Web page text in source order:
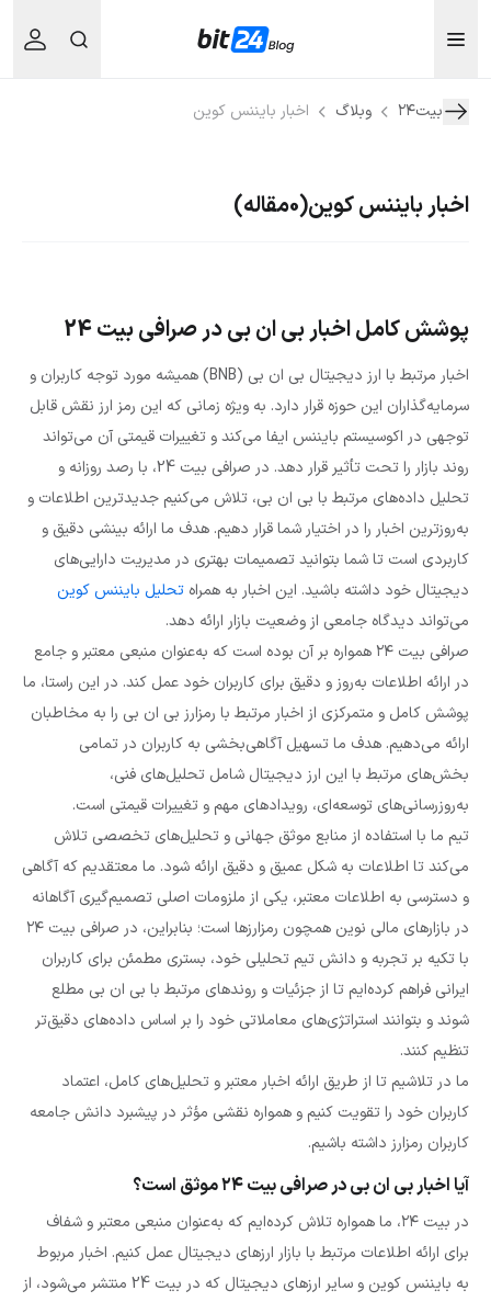
بیت۲۴ وبلاگ اخبار بایننس کوین
اخبار بایننس کوین(0مقاله)
پوشش کامل اخبار بی ان بی در صرافی بیت 24
اخبار مرتبط با ارز دیجیتال بی ان بی (BNB) همیشه مورد توجه کاربران و
سرمایه‌گذاران این حوزه قرار دارد. به ویژه زمانی که این رمز ارز نقش قابل
توجهی در اکوسیستم بایننس ایفا می‌کند و تغییرات قیمتی آن می‌تواند
روند بازار را تحت تأثیر قرار دهد. در صرافی بیت 24، با رصد روزانه و
تحلیل داده‌های مرتبط با بی ان بی، تلاش می‌کنیم جدیدترین اطلاعات و
به‌روزترین اخبار را در اختیار شما قرار دهیم. هدف ما ارائه بینشی دقیق و
کاربردی است تا شما بتوانید تصمیمات بهتری در مدیریت دارایی‌های
دیجیتال خود داشته باشید. این اخبار به همراه تحلیل بایننس کوین
می‌تواند دیدگاه جامعی از وضعیت بازار ارائه دهد.
صرافی بیت ۲۴ همواره بر آن بوده است که به‌عنوان منبعی معتبر و جامع
در ارائه اطلاعات به‌روز و دقیق برای کاربران خود عمل کند. در این راستا، ما
پوشش کامل و متمرکزی از اخبار مرتبط با رمزارز بی ان بی را به مخاطبان
ارائه می‌دهیم. هدف ما تسهیل آگاهی‌بخشی به کاربران در تمامی
بخش‌های مرتبط با این ارز دیجیتال شامل تحلیل‌های فنی،
به‌روزرسانی‌های توسعه‌ای، رویدادهای مهم و تغییرات قیمتی است.
تیم ما با استفاده از منابع موثق جهانی و تحلیل‌های تخصصی تلاش
می‌کند تا اطلاعات به شکل عمیق و دقیق ارائه شود. ما معتقدیم که آگاهی
و دسترسی به اطلاعات معتبر، یکی از ملزومات اصلی تصمیم‌گیری آگاهانه
در بازارهای مالی نوین همچون رمزارزها است؛ بنابراین، در صرافی بیت ۲۴
با تکیه بر تجربه و دانش تیم تحلیلی خود، بستری مطمئن برای کاربران
ایرانی فراهم کرده‌ایم تا از جزئیات و روندهای مرتبط با بی ان بی مطلع
شوند و بتوانند استراتژی‌های معاملاتی خود را بر اساس داده‌های دقیق‌تر
تنظیم کنند.
ما در تلاشیم تا از طریق ارائه اخبار معتبر و تحلیل‌های کامل، اعتماد
کاربران خود را تقویت کنیم و همواره نقشی مؤثر در پیشبرد دانش جامعه
کاربران رمزارز داشته باشیم.
آیا اخبار بی ان بی در صرافی بیت ۲۴ موثق است؟
در بیت ۲۴، ما همواره تلاش کرده‌ایم که به‌عنوان منبعی معتبر و شفاف
برای ارائه اطلاعات مرتبط با بازار ارزهای دیجیتال عمل کنیم. اخبار مربوط
به بایننس کوین و سایر ارزهای دیجیتال که در بیت 24 منتشر می‌شود، از